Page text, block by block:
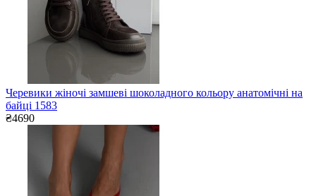
Черевики жіночі замшеві шоколадного кольору анатомічні на
байці 1583
₴4690